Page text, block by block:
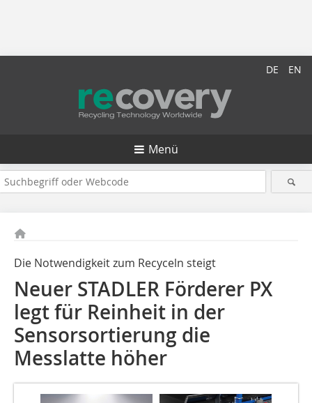
DE EN
Menü
Die Notwendigkeit zum Recyceln steigt
Neuer STADLER Förderer PX
legt für Reinheit in der
Sensorsortierung die
Messlatte höher